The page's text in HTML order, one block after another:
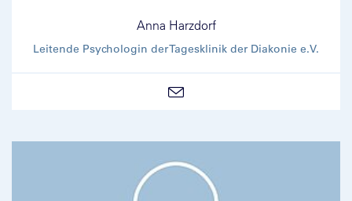
Anna Harzdorf
Leitende Psychologin der Tagesklinik der Diakonie e.V.